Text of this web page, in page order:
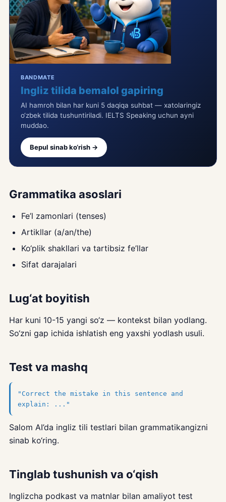
BANDMATE
Ingliz tilida bemalol gapiring
AI hamroh bilan har kuni 5 daqiqa suhbat — xatolaringiz
o‘zbek tilida tushuntiriladi. IELTS Speaking uchun ayni
muddao.
Bepul sinab ko‘rish →
Grammatika asoslari
Fe’l zamonlari (tenses)
Artikllar (a/an/the)
Ko‘plik shakllari va tartibsiz fe’llar
Sifat darajalari
Lug‘at boyitish
Har kuni 10-15 yangi so‘z — kontekst bilan yodlang.
So‘zni gap ichida ishlatish eng yaxshi yodlash usuli.
Test va mashq
"Correct the mistake in this sentence and
explain: ..."
Salom AI’da ingliz tili testlari bilan grammatikangizni
sinab ko‘ring.
Tinglab tushunish va o‘qish
Inglizcha podkast va matnlar bilan amaliyot test